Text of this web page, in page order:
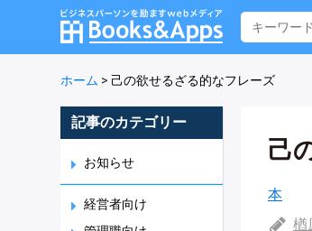
ホーム > 己の欲せるざる的なフレーズ
記事のカテゴリー
お知らせ
経営者向け
己
本
楢